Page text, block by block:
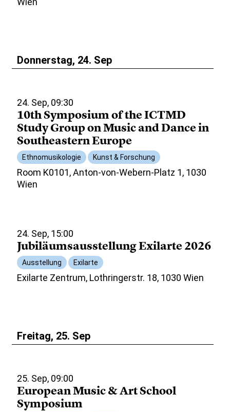
Donnerstag, 24. Sep
24. Sep, 09:30
10th Symposium of the ICTMD
Study Group on Music and Dance in
Southeastern Europe
Ethnomusikologie Kunst & Forschung
Room K0101, Anton-von-Webern-Platz 1, 1030
Wien
24. Sep, 15:00
Jubiläumsausstellung Exilarte 2026
Ausstellung Exilarte
Exilarte Zentrum, Lothringerstr. 18, 1030 Wien
Freitag, 25. Sep
25. Sep, 09:00
European Music & Art School
Symposium